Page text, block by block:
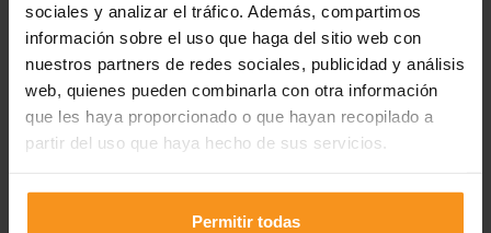
sociales y analizar el tráfico. Además, compartimos
información sobre el uso que haga del sitio web con
nuestros partners de redes sociales, publicidad y análisis
web, quienes pueden combinarla con otra información
que les haya proporcionado o que hayan recopilado a
partir del uso que haya hecho de sus servicios.
Permitir todas
DD barra MM barra AAAA
Email